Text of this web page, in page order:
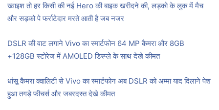
ख्वाइश तो हर किसी की नई Hero की बाइक खरीदने की, लड़को के लुक में मैच
और सड़को पे फर्राटेदार मरते आती है जब नजर
DSLR की वाट लगाने Vivo का स्मार्टफोन 64 MP कैमरा और 8GB
+128GB स्टोरेज में AMOLED डिस्प्ले के साथ देखे कीमत
धांसू कैमरा क्वालिटी से Vivo का स्मार्टफोन अब DSLR को अम्मा याद दिलाने पेश
हुआ तगड़े फीचर्स और जबरदस्त देखे कीमत